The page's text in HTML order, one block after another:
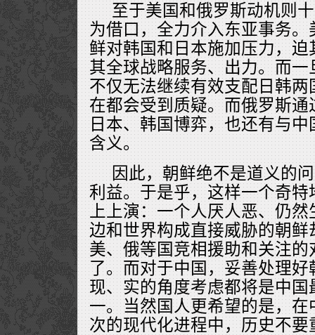
至于美国和俄罗斯动机则
为借口，全力介入东亚事务
鲜对韩国和日本施加压力，
其全球战略服务、出力。而
不仅无法继续有效支配日韩
在都会受到质疑。而俄罗斯
日本、韩国博弈，也还有与
含义。
因此，朝鲜绝不是道义的
利益。于是乎，这样一个奇
上上演：一个人厌人恶、仍
边和世界构成直接威胁的朝
美、俄等国竞相援助和关注
了。而对于中国，妥善处理
现、实的角度考虑都将是中
一。当然国人更希望的是，
次的现代化进程中，历史不